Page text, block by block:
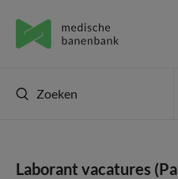
Zoeken
Laborant vacatures